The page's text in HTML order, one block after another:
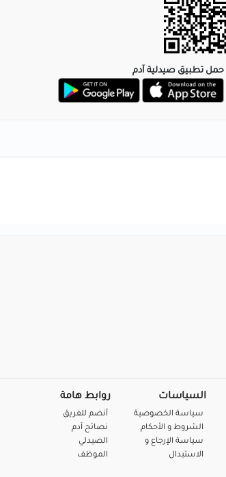
حمل تطبيق صيدلية آدم
السياسات
سياسة الخصوصية
الشروط و الأحكام
سياسة الإرجاع و
الاستبدال
روابط هامة
أنضم للفريق
نصائح آدم
الصيدلي
الموظف